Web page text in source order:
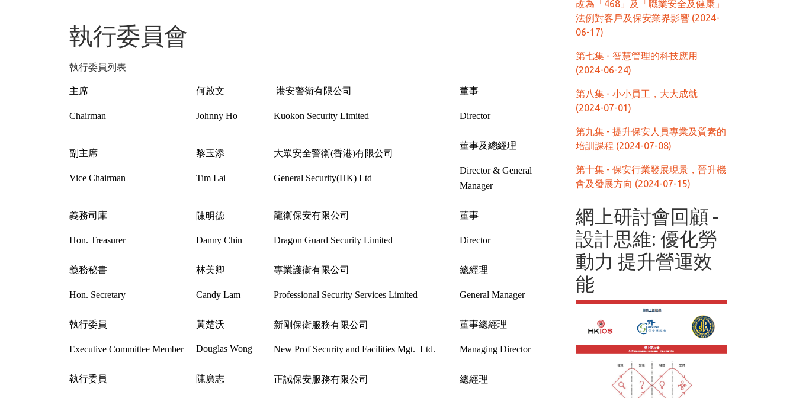
執行委員會
執行委員列表
主席
Chairman
何啟文
Johnny Ho
港安警衛有限公司
Kuokon Security Limited
董事
Director
副主席
Vice Chairman
黎玉添
Tim Lai
大眾安全警衛(香港)有限公司
General Security(HK) Ltd
董事及總經理
Director & General
Manager
義務司庫
Hon. Treasurer
陳明德
Danny Chin
龍衛保安有限公司
Dragon Guard Security Limited
董事
Director
義務秘書
Hon. Secretary
林美卿
Candy Lam
專業護衞有限公司
Professional Security Services Limited
總經理
General Manager
執行委員
Executive Committee Member
黃楚沃
Douglas Wong
新剛保衛服務有限公司
New Prof Security and Facilities Mgt. Ltd.
董事總經理
Managing Director
執行委員 陳廣志 正誠保安服務有限公司 總經理
改為「468」及「職業安全及健康」
法例對客戶及保安業界影響 (2024-
06-17)
第七集 - 智慧管理的科技應用
(2024-06-24)
第八集 - 小小員工，大大成就
(2024-07-01)
第九集 - 提升保安人員專業及質素的
培訓課程 (2024-07-08)
第十集 - 保安行業發展現景，晉升機
會及發展方向 (2024-07-15)
網上研討會回顧 -
設計思維: 優化勞
動力 提升營運效
能